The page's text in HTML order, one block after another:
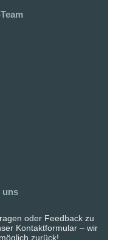
uns
oder Feedback zu
Kontaktformular – wir
zurück!